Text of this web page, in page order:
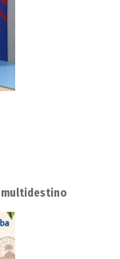
multidestino